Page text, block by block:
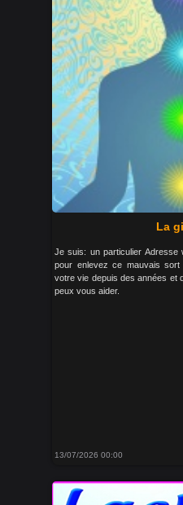
La
Je suis: un particulier
pour enlevez ce mauvais
votre vie depuis des années et
peux vous aider.
13/07/2026 00:00